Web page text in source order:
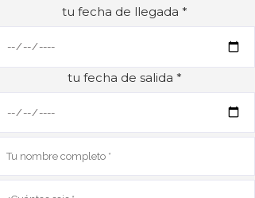
tu fecha de llegada *
tu fecha de salida *